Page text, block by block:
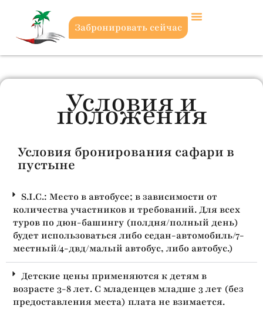
Забронировать сейчас
Условия и
положения
Условия бронирования сафари в
пустыне
S.I.C.: Место в автобусе; в зависимости от
количества участников и требований. Для всех
туров по дюн-башингу (полдня/полный день)
будет использоваться либо седан-автомобиль/7-
местный/4-двд/малый автобус, либо автобус.)
Детские цены применяются к детям в
возрасте 3-8 лет. С младенцев младше 3 лет (без
предоставления места) плата не взимается.